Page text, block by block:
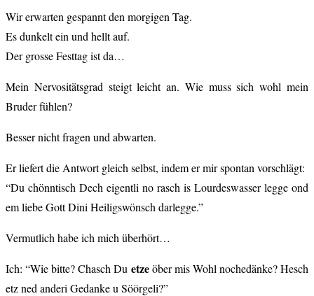
Wir erwarten gespannt den morgigen Tag.
Es dunkelt ein und hellt auf.
Der grosse Festtag ist da…
Mein Nervositätsgrad steigt leicht an. Wie muss sich wohl mein
Bruder fühlen?
Besser nicht fragen und abwarten.
Er liefert die Antwort gleich selbst, indem er mir spontan vorschlägt:
“Du chönntisch Dech eigentli no rasch is Lourdeswasser legge ond
em liebe Gott Dini Heiligswönsch darlegge.”
Vermutlich habe ich mich überhört…
Ich: “Wie bitte? Chasch Du etzeöber mis Wohl nochedänke? Hesch
etz ned anderi Gedanke u Söörgeli?”